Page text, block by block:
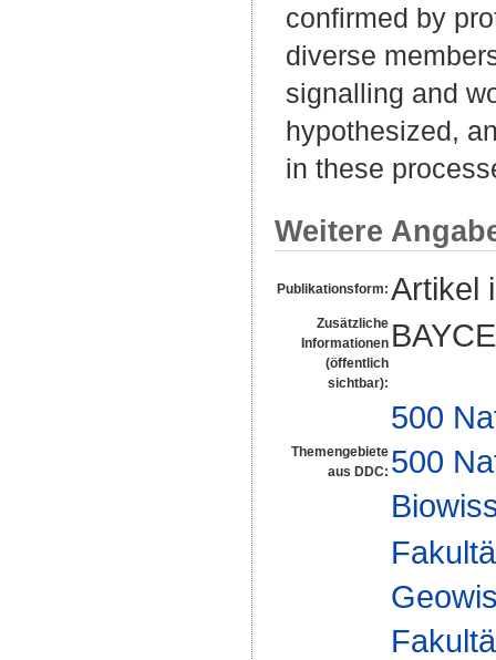
confirmed by
diverse
signalling and
hypothesized,
in these
Weitere
Publikationsform: Artikel
Zusätzliche
Informationen
(öffentlich
sichtbar):
Themengebiete
aus DDC:
500
500